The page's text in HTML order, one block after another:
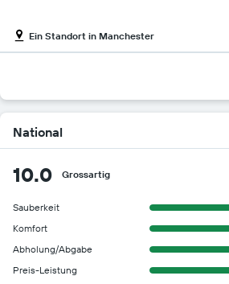
Ein Standort in Manchester
National
10.0 Grossartig
Sauberkeit
Komfort
Abholung/Abgabe
Preis-Leistung